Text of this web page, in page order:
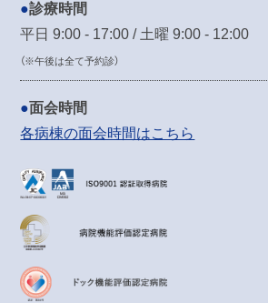
診療時間
平日 9:00 - 17:00 / 土曜 9:00 - 12:00
（※午後は全て予約診）
面会時間
各病棟の面会時間はこちら